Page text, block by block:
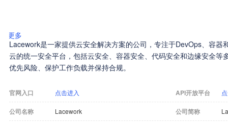
更多
Lacework是一家提供云安全解决方案的公司，专注于DevOps、容器
云的统一安全平台，包括云安全、容器安全、代码安全和边缘安全等
优先风险、保护工作负载并保持合规。
官网入口 点击进入 API开放平台
公司名称 Lacework 公司简称